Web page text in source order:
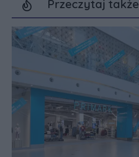
Przeczytaj także